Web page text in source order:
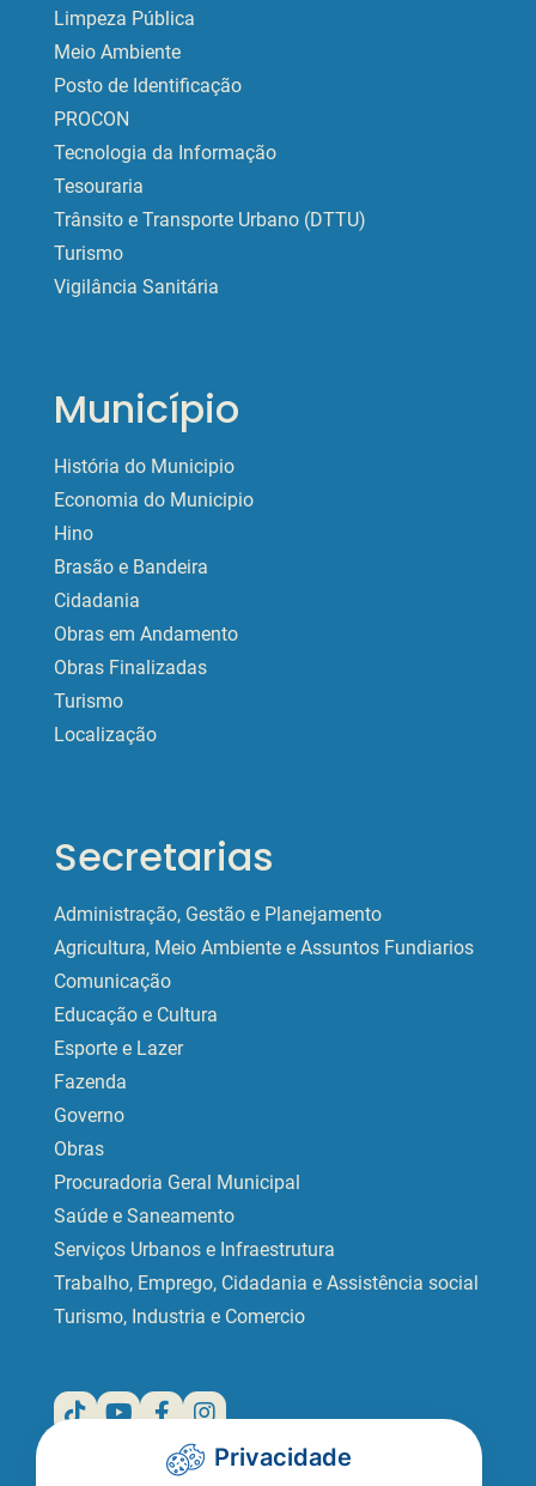
Limpeza Pública
Meio Ambiente
Posto de Identificação
PROCON
Tecnologia da Informação
Tesouraria
Trânsito e Transporte Urbano (DTTU)
Turismo
Vigilância Sanitária
Município
História do Municipio
Economia do Municipio
Hino
Brasão e Bandeira
Cidadania
Obras em Andamento
Obras Finalizadas
Turismo
Localização
Secretarias
Administração, Gestão e Planejamento
Agricultura, Meio Ambiente e Assuntos Fundiarios
Comunicação
Educação e Cultura
Esporte e Lazer
Fazenda
Governo
Obras
Procuradoria Geral Municipal
Saúde e Saneamento
Serviços Urbanos e Infraestrutura
Trabalho, Emprego, Cidadania e Assistência social
Turismo, Industria e Comercio
Privacidade